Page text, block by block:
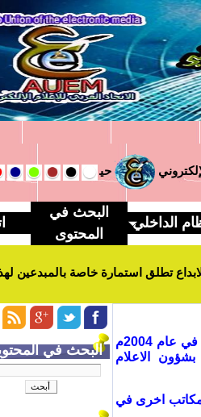
حيدر فزع نموذجاً ناجحاً لتولي
الداخلي
البحث في
المحتوى
استمارة خاصة بالمبدعين لهذا العام
منظمة عربية تعنى بشؤون الاعلام والصحافة الالكترونية تم تأسيسها في عام 2004م
الاعلام
اخرى في
البحث في